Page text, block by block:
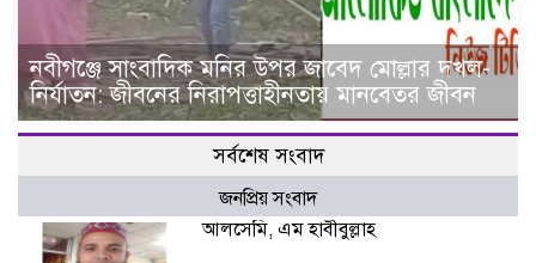
নবীগঞ্জে সাংবাদিক মনির উপর জাবেদ মোল্লার দখল-
নির্যাতন: জীবনের নিরাপত্তাহীনতায় মানবেতর জীবন
সর্বশেষ সংবাদ
জনপ্রিয় সংবাদ
আলসেমি, এম হাবীবুল্লাহ